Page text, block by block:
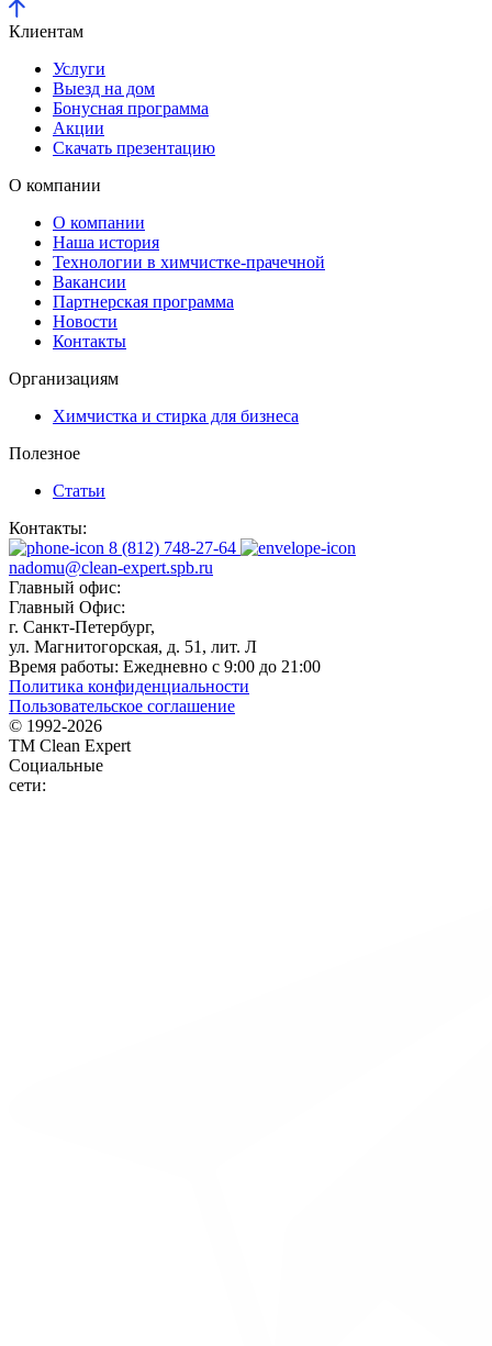
Клиентам
Услуги
Выезд на дом
Бонусная программа
Акции
Скачать презентацию
О компании
О компании
Наша история
Технологии в химчистке-прачечной
Вакансии
Партнерская программа
Новости
Контакты
Организациям
Химчистка и стирка для бизнеса
Полезное
Статьи
Контакты:
8 (812) 748-27-64
nadomu@clean-expert.spb.ru
Главный офис:
Главный Офис:
г. Санкт-Петербург,
ул. Магнитогорская, д. 51, лит. Л
Время работы: Ежедневно с 9:00 до 21:00
Политика конфиденциальности
Пользовательское соглашение
© 1992-2026
TM Clean Expert
Социальные
сети: